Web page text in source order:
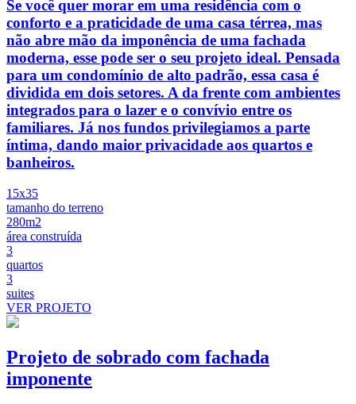
Se você quer morar em uma residência com o
conforto e a praticidade de uma casa térrea, mas
não abre mão da imponência de uma fachada
moderna, esse pode ser o seu projeto ideal. Pensada
para um condomínio de alto padrão, essa casa é
dividida em dois setores. A da frente com ambientes
integrados para o lazer e o convívio entre os
familiares. Já nos fundos privilegiamos a parte
íntima, dando maior privacidade aos quartos e
banheiros.
15x35
tamanho do terreno
280m2
área construída
3
quartos
3
suites
VER PROJETO
Projeto de sobrado com fachada
imponente